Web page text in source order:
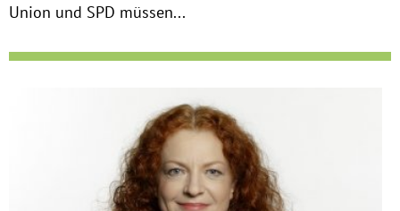
Union und SPD müssen...